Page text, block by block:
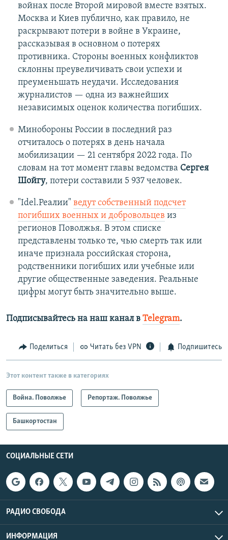
войнах после Второй мировой вместе взятых.
Москва и Киев публично, как правило, не
раскрывают потери в войне в Украине,
рассказывая в основном о потерях
противника. Стороны военных конфликтов
склонны преувеличивать свои успехи и
преуменьшать неудачи. Исследования
журналистов — одна из важнейших
независимых оценок количества погибших.
Минобороны России в последний раз
отчиталось о потерях в день начала
мобилизации — 21 сентября 2022 года. По
словам на тот момент главы ведомства Сергея
Шойгу, потери составили 5 937 человек.
"Idel.Реалии" ведут собственный подсчет
погибших военных и добровольцев из
регионов Поволжья. В этом списке
представлены только те, чью смерть так или
иначе признала российская сторона,
родственники погибших или учебные или
другие общественные заведения. Реальные
цифры могут быть значительно выше.
Подписывайтесь на наш канал в Telegram.
Поделиться Читать без VPN Подпишитесь
Этот контент также в категориях
Война. Поволжье Репортаж. Поволжье
Башкортостан
СОЦИАЛЬНЫЕ СЕТИ
РАДИО СВОБОДА
ИНФОРМАЦИЯ